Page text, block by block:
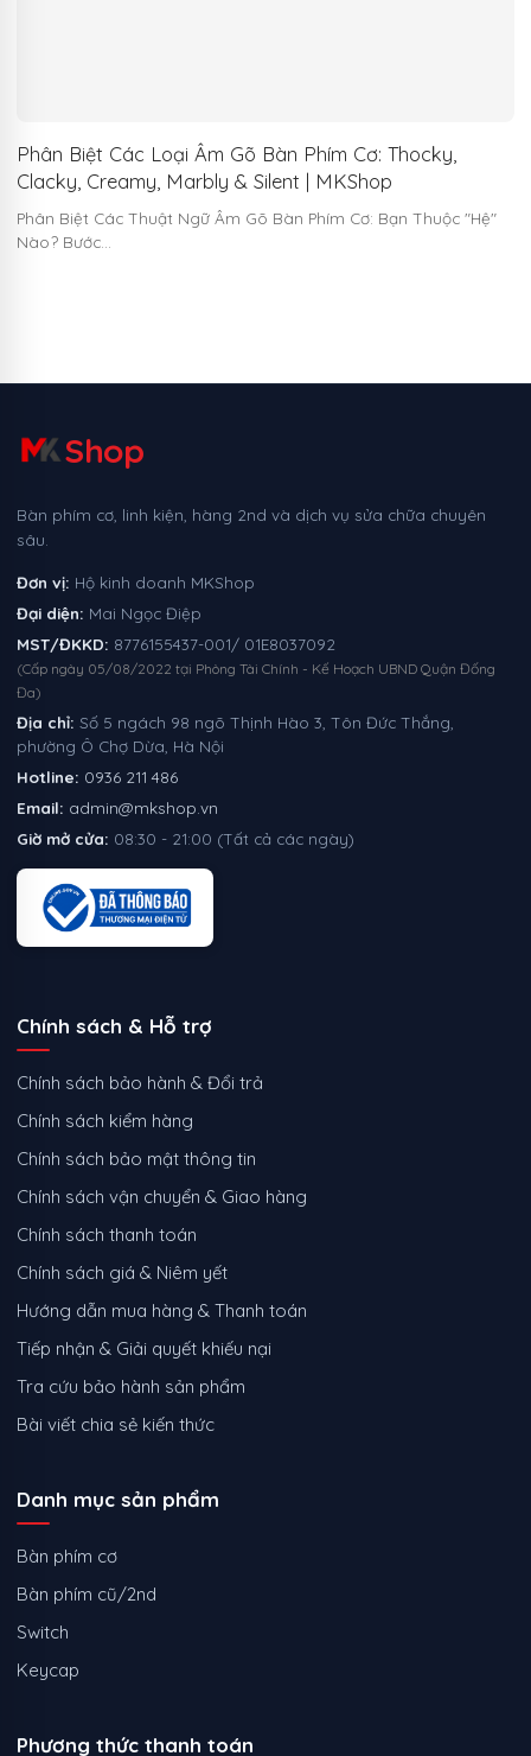
Phân Biệt Các Loại Âm Gõ Bàn Phím Cơ: Thocky,
Clacky, Creamy, Marbly & Silent | MKShop
Phân Biệt Các Thuật Ngữ Âm Gõ Bàn Phím Cơ: Bạn Thuộc "Hệ"
Nào? Bước…
Shop
Bàn phím cơ, linh kiện, hàng 2nd và dịch vụ sửa chữa chuyên
sâu.
Đơn vị: Hộ kinh doanh MKShop
Đại diện: Mai Ngọc Điệp
MST/ĐKKD: 8776155437-001/ 01E8037092
(Cấp ngày 05/08/2022 tại Phòng Tài Chính - Kế Hoạch UBND Quận Đống
Đa)
Địa chỉ: Số 5 ngách 98 ngõ Thịnh Hào 3, Tôn Đức Thắng,
phường Ô Chợ Dừa, Hà Nội
Hotline: 0936 211 486
Email: admin@mkshop.vn
Giờ mở cửa: 08:30 - 21:00 (Tất cả các ngày)
Chính sách & Hỗ trợ
Chính sách bảo hành & Đổi trả
Chính sách kiểm hàng
Chính sách bảo mật thông tin
Chính sách vận chuyển & Giao hàng
Chính sách thanh toán
Chính sách giá & Niêm yết
Hướng dẫn mua hàng & Thanh toán
Tiếp nhận & Giải quyết khiếu nại
Tra cứu bảo hành sản phẩm
Bài viết chia sẻ kiến thức
Danh mục sản phẩm
Bàn phím cơ
Bàn phím cũ/2nd
Switch
Keycap
Phương thức thanh toán